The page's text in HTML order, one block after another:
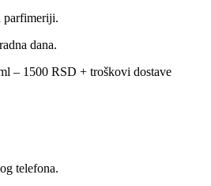
parfimeriji.
dana.
– 1500 RSD + troškovi dostave
telefona.